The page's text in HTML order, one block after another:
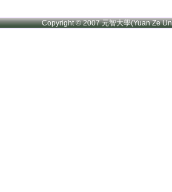
Copyright © 2007 元智大學(Yuan Ze